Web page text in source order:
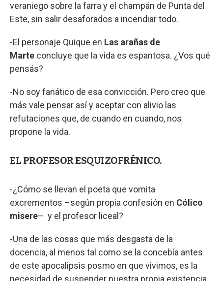
veraniego sobre la farra y el champán de Punta del
Este, sin salir desaforados a incendiar todo.
-El personaje Quique en Las arañas de
Marte concluye que la vida es espantosa. ¿Vos qué
pensás?
-No soy fanático de esa convicción. Pero creo que
más vale pensar así y aceptar con alivio las
refutaciones que, de cuando en cuando, nos
propone la vida.
EL PROFESOR ESQUIZOFRÉNICO.
-¿Cómo se llevan el poeta que vomita
excrementos –según propia confesión en Cólico
misere– y el profesor liceal?
-Una de las cosas que más desgasta de la
docencia, al menos tal como se la concebía antes
de este apocalipsis posmo en que vivimos, es la
necesidad de suspender nuestra propia existencia